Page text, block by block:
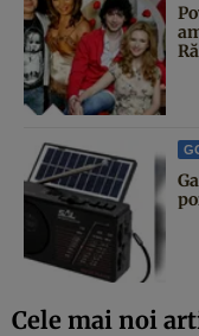
Cele mai noi